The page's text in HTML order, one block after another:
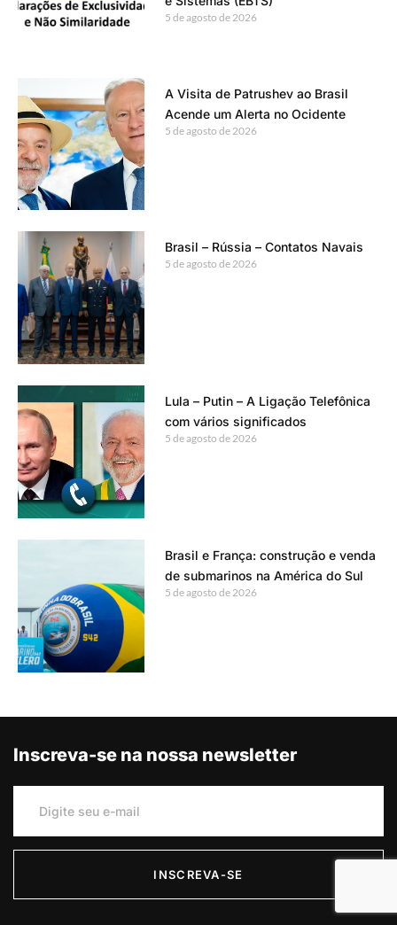
5 de agosto de 2026
A Visita de Patrushev ao Brasil
Acende um Alerta no Ocidente
5 de agosto de 2026
Brasil – Rússia – Contatos Navais
5 de agosto de 2026
Lula – Putin – A Ligação Telefônica
com vários significados
5 de agosto de 2026
Brasil e França: construção e venda
de submarinos na América do Sul
5 de agosto de 2026
Inscreva-se na nossa newsletter
INSCREVA-SE